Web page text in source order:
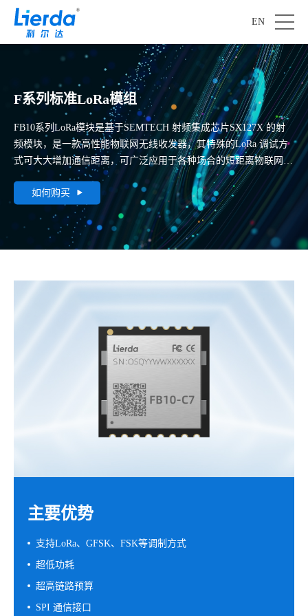
EN
F系列标准LoRa模组
FB10系列LoRa模块是基于SEMTECH 射频集成芯片SX127X 的射
频模块，是一款高性能物联网无线收发器，其特殊的LoRa 调试方
式可大大增加通信距离，可广泛应用于各种场合的短距离物联网无
线通信领域。
如何购买
主要优势
支持LoRa、GFSK、FSK等调制方式
超低功耗
超高链路预算
SPI 通信接口